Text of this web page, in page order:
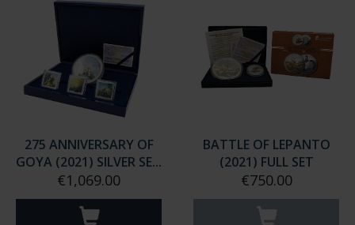
275 ANNIVERSARY OF
GOYA (2021) SILVER SE...
€1,069.00
BATTLE OF LEPANTO
(2021) FULL SET
€750.00